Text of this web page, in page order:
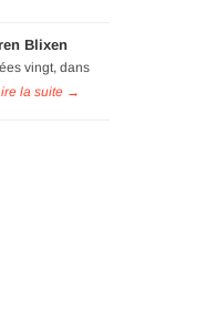
Blixen
vingt, dans